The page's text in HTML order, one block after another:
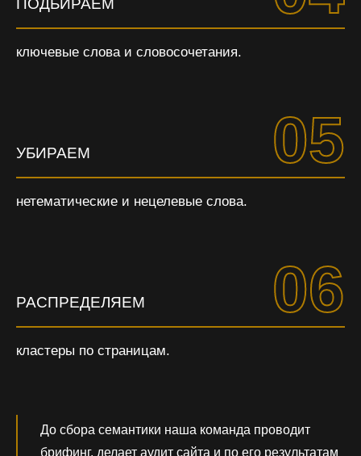
ПОДБИРАЕМ
ключевые слова и словосочетания.
УБИРАЕМ 05
нетематические и нецелевые слова.
РАСПРЕДЕЛЯЕМ 06
кластеры по страницам.
До сбора семантики наша команда проводит
брифинг, делает аудит сайта и по его результатам